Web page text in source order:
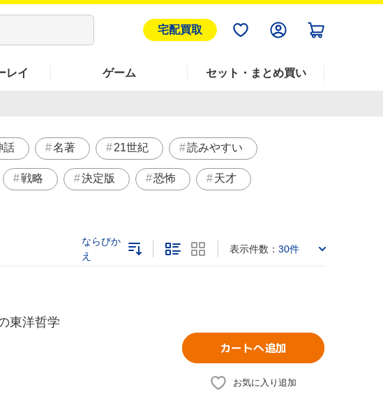
宅配買取
レイ ゲーム セット・まとめ買い
話 名著 21世紀 読みやすい
戦略 決定版 恐怖 天才
ならびか
え
表示件数： 30件
東洋哲学
カートへ追加
お気に入り追加